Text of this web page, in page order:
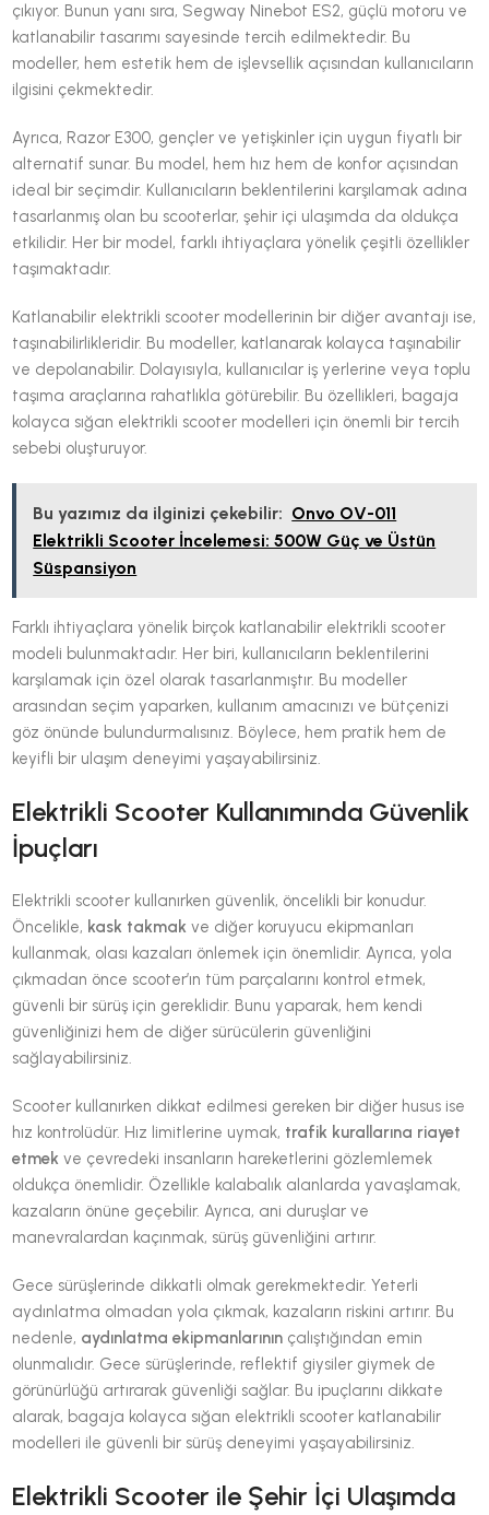
çıkıyor. Bunun yanı sıra, Segway Ninebot ES2, güçlü motoru ve
katlanabilir tasarımı sayesinde tercih edilmektedir. Bu
modeller, hem estetik hem de işlevsellik açısından kullanıcıların
ilgisini çekmektedir.
Ayrıca, Razor E300, gençler ve yetişkinler için uygun fiyatlı bir
alternatif sunar. Bu model, hem hız hem de konfor açısından
ideal bir seçimdir. Kullanıcıların beklentilerini karşılamak adına
tasarlanmış olan bu scooterlar, şehir içi ulaşımda da oldukça
etkilidir. Her bir model, farklı ihtiyaçlara yönelik çeşitli özellikler
taşımaktadır.
Katlanabilir elektrikli scooter modellerinin bir diğer avantajı ise,
taşınabilirlikleridir. Bu modeller, katlanarak kolayca taşınabilir
ve depolanabilir. Dolayısıyla, kullanıcılar iş yerlerine veya toplu
taşıma araçlarına rahatlıkla götürebilir. Bu özellikleri, bagaja
kolayca sığan elektrikli scooter modelleri için önemli bir tercih
sebebi oluşturuyor.
Bu yazımız da ilginizi çekebilir: Onvo OV-011
Elektrikli Scooter İncelemesi: 500W Güç ve Üstün
Süspansiyon
Farklı ihtiyaçlara yönelik birçok katlanabilir elektrikli scooter
modeli bulunmaktadır. Her biri, kullanıcıların beklentilerini
karşılamak için özel olarak tasarlanmıştır. Bu modeller
arasından seçim yaparken, kullanım amacınızı ve bütçenizi
göz önünde bulundurmalısınız. Böylece, hem pratik hem de
keyifli bir ulaşım deneyimi yaşayabilirsiniz.
Elektrikli Scooter Kullanımında Güvenlik
İpuçları
Elektrikli scooter kullanırken güvenlik, öncelikli bir konudur.
Öncelikle, kask takmak ve diğer koruyucu ekipmanları
kullanmak, olası kazaları önlemek için önemlidir. Ayrıca, yola
çıkmadan önce scooter’ın tüm parçalarını kontrol etmek,
güvenli bir sürüş için gereklidir. Bunu yaparak, hem kendi
güvenliğinizi hem de diğer sürücülerin güvenliğini
sağlayabilirsiniz.
Scooter kullanırken dikkat edilmesi gereken bir diğer husus ise
hız kontrolüdür. Hız limitlerine uymak, trafik kurallarına riayet
etmek ve çevredeki insanların hareketlerini gözlemlemek
oldukça önemlidir. Özellikle kalabalık alanlarda yavaşlamak,
kazaların önüne geçebilir. Ayrıca, ani duruşlar ve
manevralardan kaçınmak, sürüş güvenliğini artırır.
Gece sürüşlerinde dikkatli olmak gerekmektedir. Yeterli
aydınlatma olmadan yola çıkmak, kazaların riskini artırır. Bu
nedenle, aydınlatma ekipmanlarının çalıştığından emin
olunmalıdır. Gece sürüşlerinde, reflektif giysiler giymek de
görünürlüğü artırarak güvenliği sağlar. Bu ipuçlarını dikkate
alarak, bagaja kolayca sığan elektrikli scooter katlanabilir
modelleri ile güvenli bir sürüş deneyimi yaşayabilirsiniz.
Elektrikli Scooter ile Şehir İçi Ulaşımda